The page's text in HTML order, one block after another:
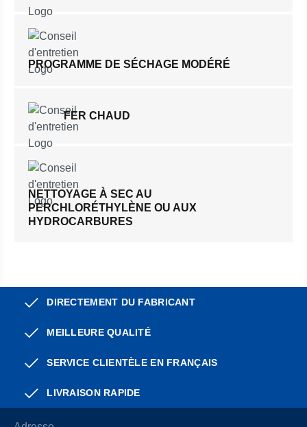
PROGRAMME DE SÉCHAGE MODÉRÉ
FER CHAUD
NETTOYAGE À SEC AU
PERCHLORÉTHYLÈNE OU AUX
HYDROCARBURES
DIRECTEMENT DU FABRICANT
MEILLEURE QUALITÉ
SERVICE CLIENTÈLE EN FRANÇAIS
LIVRAISON RAPIDE